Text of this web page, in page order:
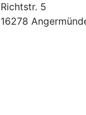
Richtstr. 5
16278